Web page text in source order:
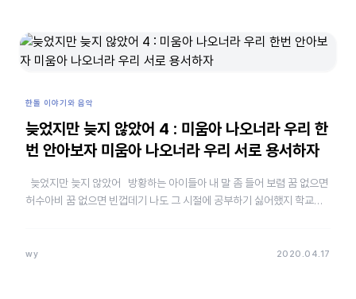
한돌 이야기와 음악
늦었지만 늦지 않았어 4 : 미움아 나오너라 우리 한
번 안아보자 미움아 나오너라 우리 서로 용서하자
늦었지만 늦지 않았어 방황하는 아이들아 내 말 좀 들어 보렴 꿈 없으면
허수아비 꿈 없으면 빈껍데기 나도 그 시절에 공부하기 싫어했지 학교도
wy 2020.04.17